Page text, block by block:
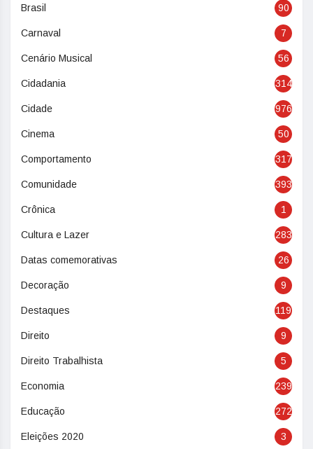
Brasil 90
Carnaval 7
Cenário Musical 56
Cidadania 314
Cidade 976
Cinema 50
Comportamento 317
Comunidade 393
Crônica 1
Cultura e Lazer 283
Datas comemorativas 26
Decoração 9
Destaques 119
Direito 9
Direito Trabalhista 5
Economia 239
Educação 272
Eleições 2020 3